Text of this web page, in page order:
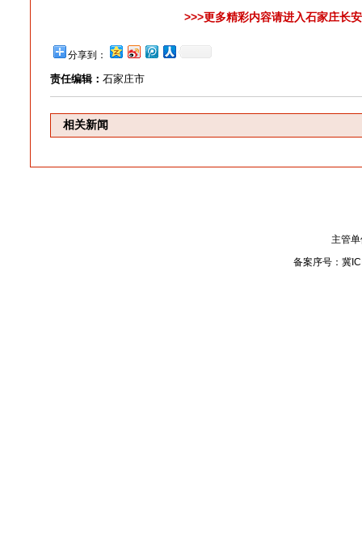
>>>更多精彩内容请进入石家庄长
分享到：
责任编辑： 石家庄市
相关新闻
主管
备案序号： 冀